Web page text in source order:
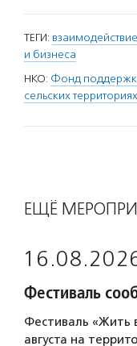
ТЕГИ:
и бизнеса
НКО: Фонд
сельских
ЕЩЁ
Фестиваль
Фестиваль «Жить
августа на